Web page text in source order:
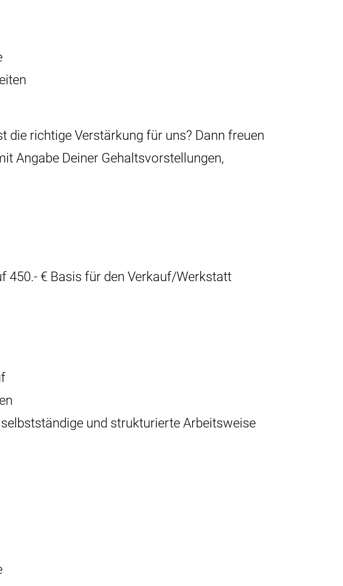
die richtige Verstärkung für uns? Dann freuen
Angabe Deiner Gehaltsvorstellungen,
450.- € Basis für den Verkauf/Werkstatt
und strukturierte Arbeitsweise